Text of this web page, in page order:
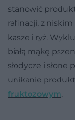
stanowić
rafinacji, z niskim
kasze i ryż.
białą mąkę
słodycze i słone
unikanie
fruktozowym.